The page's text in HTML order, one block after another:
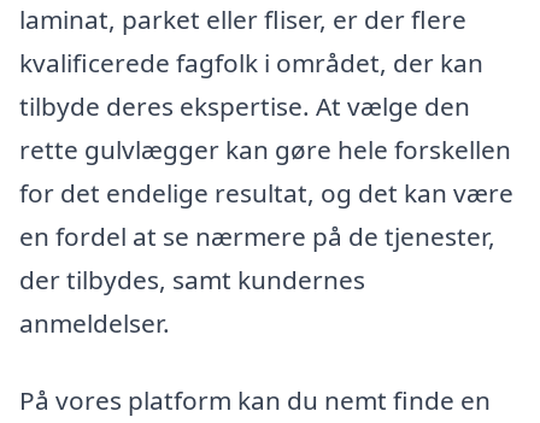
laminat, parket eller fliser, er der flere
kvalificerede fagfolk i området, der kan
tilbyde deres ekspertise. At vælge den
rette gulvlægger kan gøre hele forskellen
for det endelige resultat, og det kan være
en fordel at se nærmere på de tjenester,
der tilbydes, samt kundernes
anmeldelser.
På vores platform kan du nemt finde en